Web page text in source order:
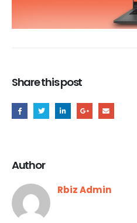
Share this post
Author
Rbiz Admin